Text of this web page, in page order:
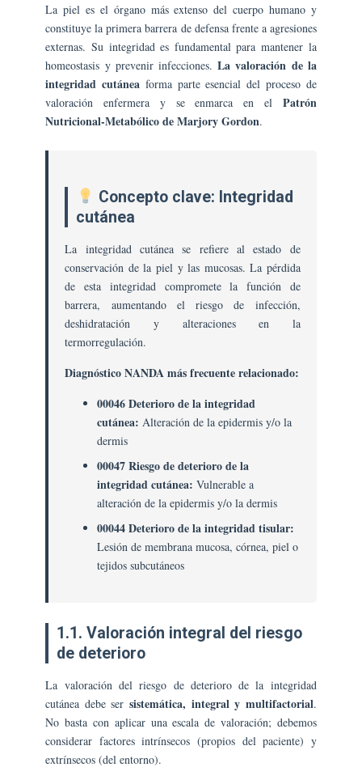
La piel es el órgano más extenso del cuerpo humano y
constituye la primera barrera de defensa frente a agresiones
externas. Su integridad es fundamental para mantener la
homeostasis y prevenir infecciones.La valoración de la
integridad cutánea forma parte esencial del proceso de
valoración enfermera y se enmarca en el Patrón
Nutricional-Metabólico de Marjory Gordon.
Concepto clave: Integridad
cutánea
La integridad cutánea se refiere al estado de
conservación de la piel y las mucosas. La pérdida
de esta integridad compromete la función de
barrera, aumentando el riesgo de infección,
deshidratación y alteraciones en la
termorregulación.
Diagnóstico NANDA más frecuente relacionado:
00046 Deterioro de la integridad
cutánea: Alteración de la epidermis y/o la
dermis
00047 Riesgo de deterioro de la
integridad cutánea: Vulnerable a
alteración de la epidermis y/o la dermis
00044 Deterioro de la integridad tisular:
Lesión de membrana mucosa, córnea, piel o
tejidos subcutáneos
1.1. Valoración integral del riesgo
de deterioro
La valoración del riesgo de deterioro de la integridad
cutánea debe ser sistemática, integral y multifactorial.
No basta con aplicar una escala de valoración; debemos
considerar factores intrínsecos (propios del paciente) y
extrínsecos (del entorno).